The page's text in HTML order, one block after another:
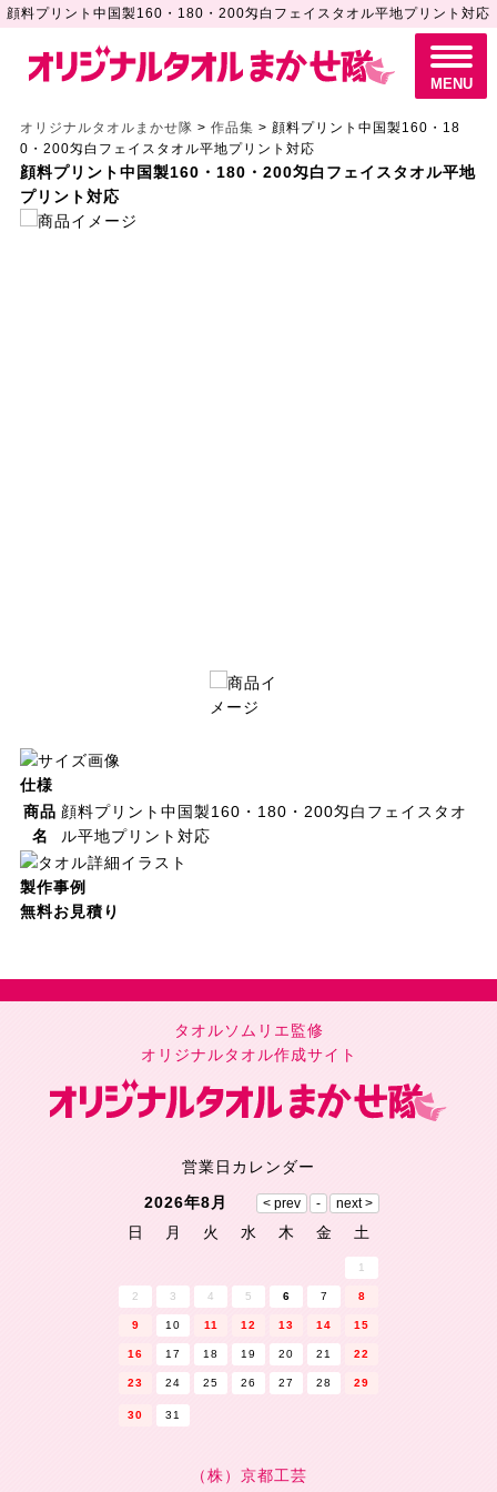
顔料プリント中国製160・180・200匁白フェイスタオル平地プリント対応
M
E
N
U
MENU
オリジナルタオルまかせ隊 > 作品集 > 顔料プリント中国製160・18
0・200匁白フェイスタオル平地プリント対応
顔料プリント中国製160・180・200匁白フェイスタオル平地
プリント対応
仕様
商品
名
顔料プリント中国製160・180・200匁白フェイスタオ
ル平地プリント対応
製作事例
無料お見積り
タオルソムリエ監修
オリジナルタオル作成サイト
営業日カレンダー
2026年8月
日
月 火 水 木 金 土
1
2 3 4 5 6 7 8
9 10 11 12 13 14 15
16 17 18 19 20 21 22
23 24 25 26 27 28 29
30 31
（株）京都工芸